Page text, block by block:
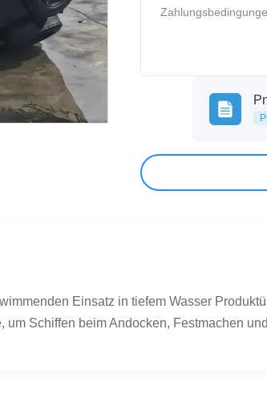
Einsatz in tiefem Wasser
Schiffen beim Andocken, Festmachen